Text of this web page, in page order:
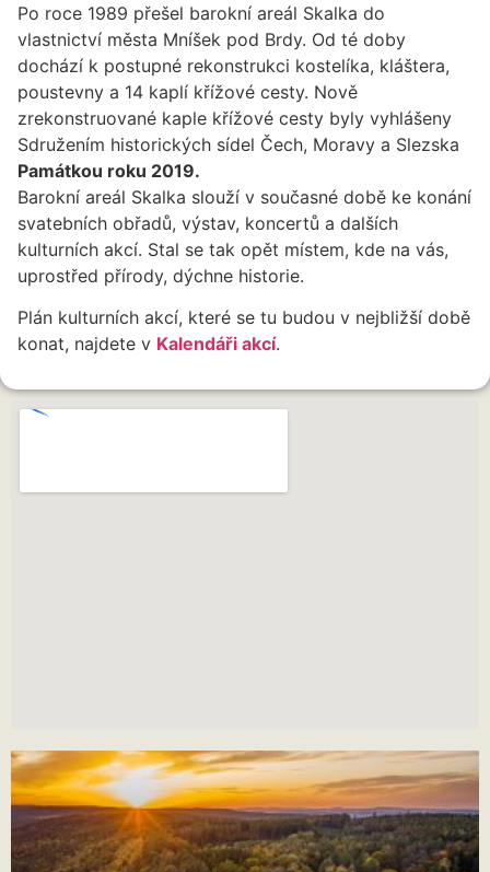
Po roce 1989 přešel barokní areál Skalka do
vlastnictví města Mníšek pod Brdy. Od té doby
dochází k postupné rekonstrukci kostelíka, kláštera,
poustevny a 14 kaplí křížové cesty. Nově
zrekonstruované kaple křížové cesty byly vyhlášeny
Sdružením historických sídel Čech, Moravy a Slezska
Památkou roku 2019.
Barokní areál Skalka slouží v současné době ke konání
svatebních obřadů, výstav, koncertů a dalších
kulturních akcí. Stal se tak opět místem, kde na vás,
uprostřed přírody, dýchne historie.
Plán kulturních akcí, které se tu budou v nejbližší době
konat, najdete v Kalendáři akcí.